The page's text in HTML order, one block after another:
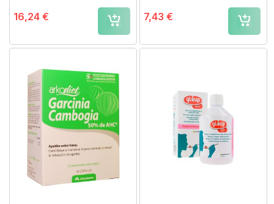
16,24 €
7,43 €